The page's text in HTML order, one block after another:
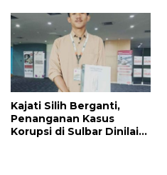
Kajati Silih Berganti,
Penanganan Kasus
Korupsi di Sulbar Dinilai